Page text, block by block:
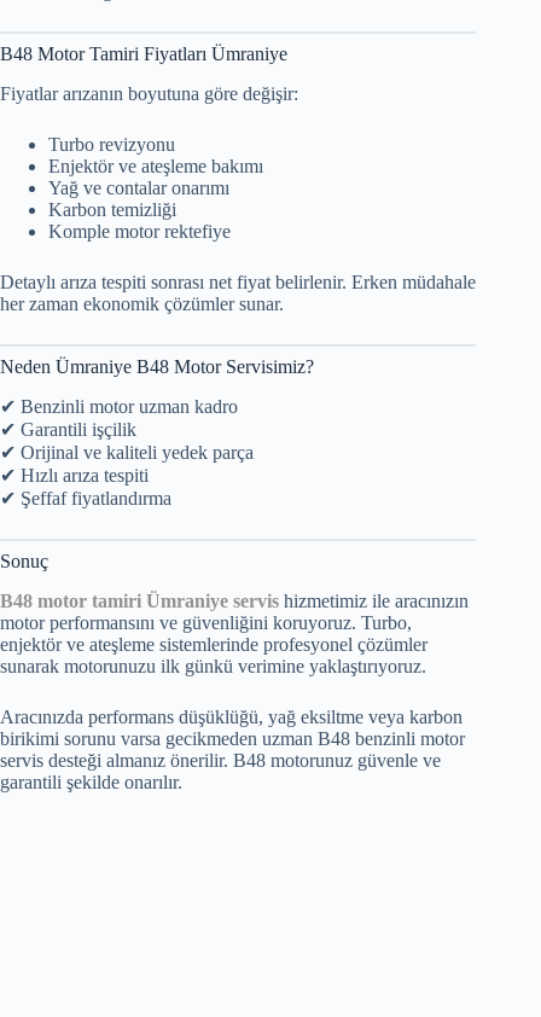
B48 Motor Tamiri Fiyatları Ümraniye
Fiyatlar arızanın boyutuna göre değişir:
Turbo revizyonu
Enjektör ve ateşleme bakımı
Yağ ve contalar onarımı
Karbon temizliği
Komple motor rektefiye
Detaylı arıza tespiti sonrası net fiyat belirlenir. Erken müdahale
her zaman ekonomik çözümler sunar.
Neden Ümraniye B48 Motor Servisimiz?
✔ Benzinli motor uzman kadro
✔ Garantili işçilik
✔ Orijinal ve kaliteli yedek parça
✔ Hızlı arıza tespiti
✔ Şeffaf fiyatlandırma
Sonuç
B48 motor tamiri Ümraniye servis hizmetimiz ile aracınızın
motor performansını ve güvenliğini koruyoruz. Turbo,
enjektör ve ateşleme sistemlerinde profesyonel çözümler
sunarak motorunuzu ilk günkü verimine yaklaştırıyoruz.
Aracınızda performans düşüklüğü, yağ eksiltme veya karbon
birikimi sorunu varsa gecikmeden uzman B48 benzinli motor
servis desteği almanız önerilir. B48 motorunuz güvenle ve
garantili şekilde onarılır.